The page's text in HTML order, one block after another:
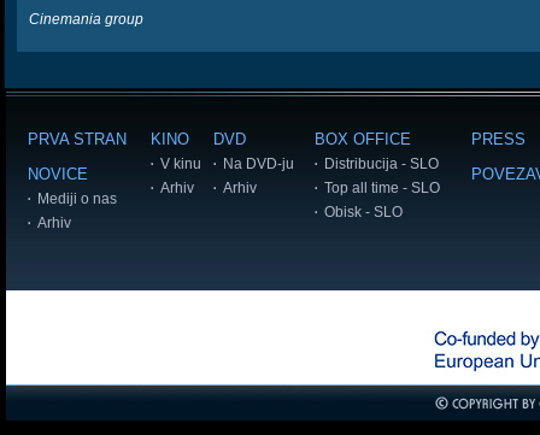
Cinemania group
PRVA STRAN
NOVICE
Mediji o nas
Arhiv
KINO
V kinu
Arhiv
DVD
Na DVD-ju
Arhiv
BOX OFFICE
Distribucija - SLO
Top all time - SLO
Obisk - SLO
PRESS